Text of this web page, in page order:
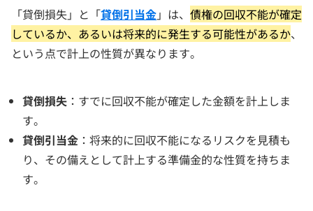
「貸倒損失」と「貸倒引当金」は、 債権の回収不能が確定
しているか、あるいは将来的に発生する可能性があるか、
という点で計上の性質が異なります。
貸倒損失 ：すでに回収不能が確定した金額を計上しま
す。
貸倒引当金 ：将来的に回収不能になるリスクを見積も
り、その備えとして計上する準備金的な性質を持ちま
す。